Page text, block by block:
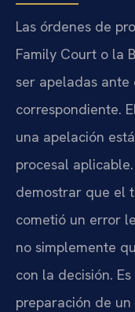
Las órdenes de
Family Court o la
ser apeladas
correspondiente.
una apelación
procesal
demostrar que el
cometió un error
no simplemente
con la decisión.
preparación de